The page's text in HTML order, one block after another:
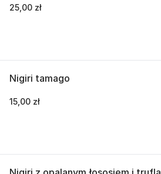
25,00 zł
Nigiri tamago
15,00 zł